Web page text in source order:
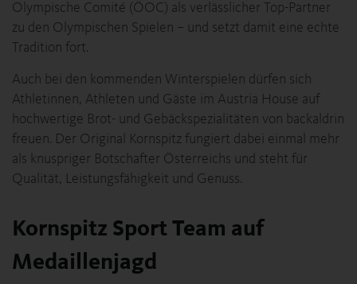
Olympische Comité (ÖOC) als verlässlicher Top-Partner
zu den Olympischen Spielen – und setzt damit eine echte
Tradition fort.
Auch bei den kommenden Winterspielen dürfen sich
Athletinnen, Athleten und Gäste im Austria House auf
hochwertige Brot- und Gebäckspezialitäten von backaldrin
freuen. Der Original Kornspitz fungiert dabei einmal mehr
als knuspriger Botschafter Österreichs und steht für
Qualität, Leistungsfähigkeit und Genuss.
Kornspitz Sport Team auf
Medaillenjagd